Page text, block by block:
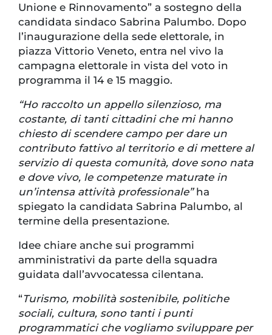
Unione e Rinnovamento” a sostegno della
candidata sindaco Sabrina Palumbo. Dopo
l’inaugurazione della sede elettorale, in
piazza Vittorio Veneto, entra nel vivo la
campagna elettorale in vista del voto in
programma il 14 e 15 maggio.
“Ho raccolto un appello silenzioso, ma
costante, di tanti cittadini che mi hanno
chiesto di scendere campo per dare un
contributo fattivo al territorio e di mettere al
servizio di questa comunità, dove sono nata
e dove vivo, le competenze maturate in
un’intensa attività professionale”ha
spiegato la candidata Sabrina Palumbo, al
termine della presentazione.
Idee chiare anche sui programmi
amministrativi da parte della squadra
guidata dall’avvocatessa cilentana.
“Turismo, mobilità sostenibile, politiche
sociali, cultura, sono tanti i punti
programmatici che vogliamo sviluppare per